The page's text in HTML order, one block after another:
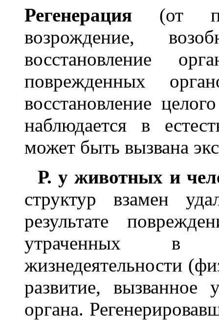
Регенерация (от
возрождение,
восстановление
поврежденных
восстановление
наблюдается в
может быть вызвана
Р. у животных и
структур взамен
результате
утраченных в
жизнедеятельности
развитие, вызванное
органа.